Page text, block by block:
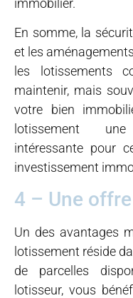
immobilier.
En somme, la
et les
les lotissements
maintenir, mais
votre bien
lotissement
intéressante pour
investissement
4 – Une
Un des avantages
lotissement réside
de parcelles
lotisseur, vous